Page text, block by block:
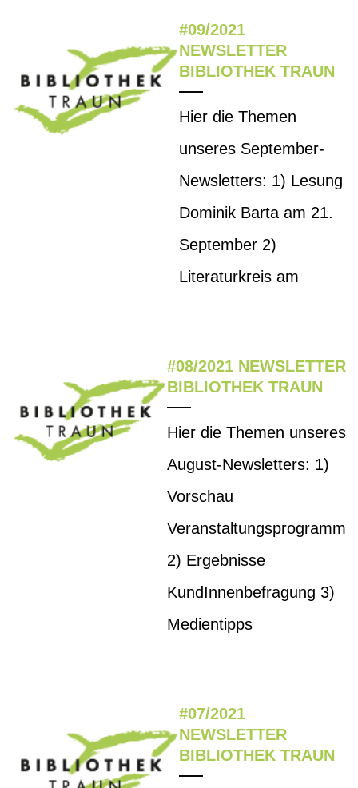
#09/2021
NEWSLETTER
BIBLIOTHEK TRAUN
Hier die Themen
unseres September-
Newsletters: 1) Lesung
Dominik Barta am 21.
September 2)
Literaturkreis am
#08/2021 NEWSLETTER
BIBLIOTHEK TRAUN
Hier die Themen unseres
August-Newsletters: 1)
Vorschau
Veranstaltungsprogramm
2) Ergebnisse
KundInnenbefragung 3)
Medientipps
#07/2021
NEWSLETTER
BIBLIOTHEK TRAUN